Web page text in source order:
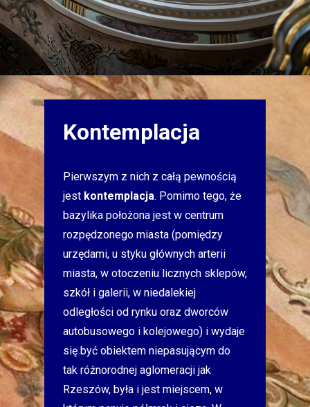
Kontemplacja
Pierwszym z nich z całą pewnością
jest kontemplacja. Pomimo tego, że
bazylika położona jest w centrum
rozpędzonego miasta (pomiędzy
urzędami, u styku głównych arterii
miasta, w otoczeniu licznych sklepów,
szkół i galerii, w niedalekiej
odległości od rynku oraz dworców
autobusowego i kolejowego) i wydaje
się być obiektem niepasującym do
tak różnorodnej aglomeracji jak
Rzeszów, była i jest miejscem, w